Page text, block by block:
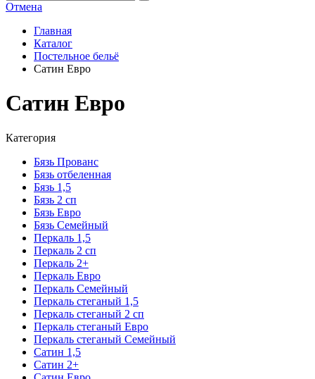
Отмена
Главная
Каталог
Постельное бельё
Сатин Евро
Сатин Евро
Категория
Бязь Прованс
Бязь отбеленная
Бязь 1,5
Бязь 2 сп
Бязь Евро
Бязь Семейный
Перкаль 1,5
Перкаль 2 сп
Перкаль 2+
Перкаль Евро
Перкаль Семейный
Перкаль стеганый 1,5
Перкаль стеганый 2 сп
Перкаль стеганый Евро
Перкаль стеганый Семейный
Сатин 1,5
Сатин 2+